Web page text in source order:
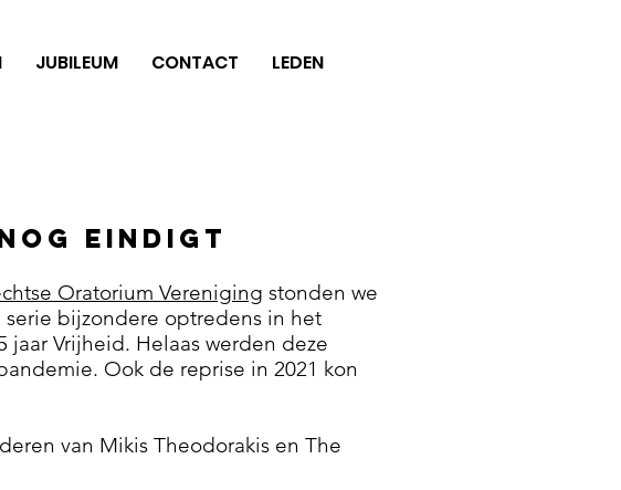
JUBILEUM CONTACT LEDEN
eindigt
Oratorium Vereniging stonden we
bijzondere optredens in het
Vrijheid. Helaas werden deze
Ook de reprise in 2021 kon
van Mikis Theodorakis en The